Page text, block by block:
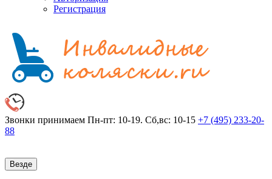
Регистрация
Звонки принимаем Пн-пт: 10-19. Сб,вс: 10-15 +7 (495) 233-20-
88
Везде